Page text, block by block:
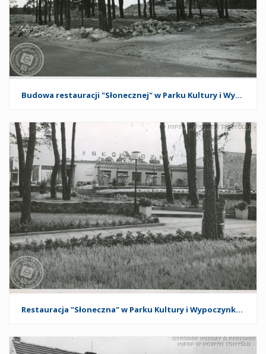
Budowa restauracji "Słonecznej" w Parku Kultury i Wypoczynku w Nowym Tomyślu
Restauracja "Słoneczna" w Parku Kultury i Wypoczynku w Nowym Tomyślu